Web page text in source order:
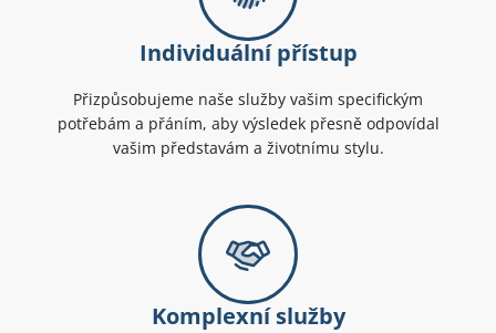
Individuální přístup
Přizpůsobujeme naše služby vašim specifickým
potřebám a přáním, aby výsledek přesně odpovídal
vašim představám a životnímu stylu.
Komplexní služby